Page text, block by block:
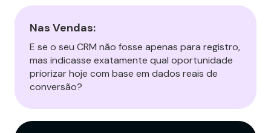
Nas Vendas:
E se o seu CRM não fosse apenas para registro,
mas indicasse exatamente qual oportunidade
priorizar hoje com base em dados reais de
conversão?